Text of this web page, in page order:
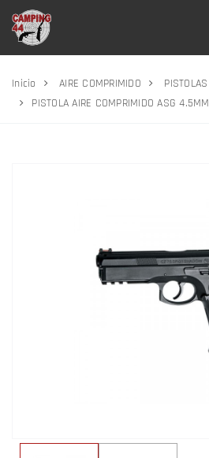
Inicio AIRE COMPRIMIDO
PISTOLA AIRE COMPRIMIDO ASG